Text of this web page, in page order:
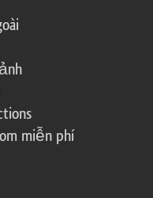
miễn phí